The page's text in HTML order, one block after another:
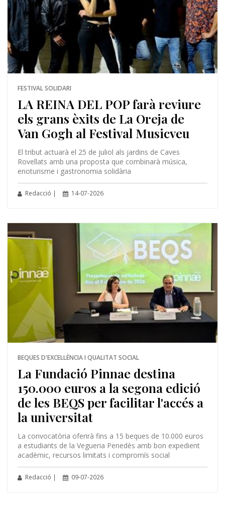
FESTIVAL SOLIDARI
LA REINA DEL POP farà reviure
els grans èxits de La Oreja de
Van Gogh al Festival Musicveu
El tribut actuarà el 25 de juliol als jardins de Caves
Rovellats amb una proposta que combinarà música,
enoturisme i gastronomia solidària
Redacció | 14-07-2026
BEQUES D'EXCEL·LÈNCIA I QUALITAT SOCIAL
La Fundació Pinnae destina
150.000 euros a la segona edició
de les BEQS per facilitar l'accés a
la universitat
La convocatòria oferirà fins a 15 beques de 10.000 euros
a estudiants de la Vegueria Penedès amb bon expedient
acadèmic, recursos limitats i compromís social
Redacció | 09-07-2026